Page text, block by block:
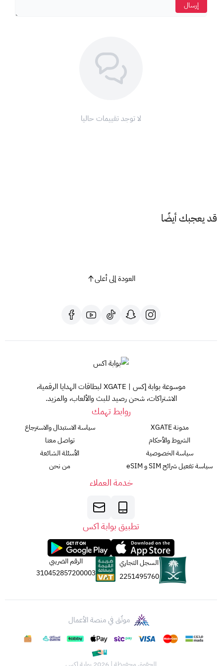
إرسال
لا توجد تقييمات حاليا
قد يعجبك أيضًا
العودة إلى أعلى
موسوعة بوابة إكس | XGATE لبطاقات الهدايا الرقمية،
الاشتراكات، شحن رصيد للبث والألعاب، والمزيد.
روابط تهمك
مدونة XGATE
الشروط والأحكام
سياسة الخصوصية
سياسة تفعيل شرائح SIM و eSIM
سياسة الاستبدال والاسترجاع
تواصل معنا
الأسئلة الشائعة
من نحن
خدمة العملاء
تطبيق بوابة اكس
السجل التجاري
2251495760
الرقم الضريبي
310452857200003
موثّق في منصة الأعمال